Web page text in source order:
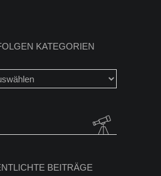
KATEGORIEN
BEITRÄGE